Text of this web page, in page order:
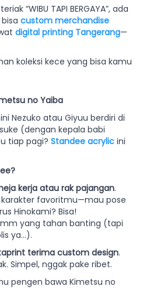
“WIBU TAPI BERGAYA”, ada
custom merchandise
digital printing Tangerang—
koleksi kece yang bisa kamu
no Yaiba
Nezuko atau Giyuu berdiri di
(dengan kepala babi
tiap pagi? Standee acrylic ini
kerja atau rak pajangan.
karakter favoritmu—mau pose
Hinokami? Bisa!
yang tahan banting (tapi
ya…).
terima custom design.
Simpel, nggak pake ribet.
pengen bawa Kimetsu no